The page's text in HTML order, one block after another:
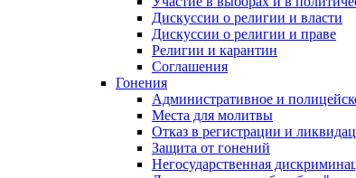
Дискуссии о религии и власти
Дискуссии о религии и праве
Религии и карантин
Соглашения
Гонения
Административное и
Места для молитвы
Отказ в регистрации и
Защита от гонений
Негосударственная